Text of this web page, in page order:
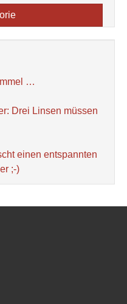
…
Drei Linsen müssen
einen entspannten
;-)